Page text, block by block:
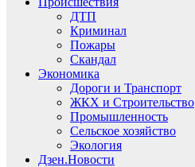
ДТП
Криминал
Пожары
Скандал
Экономика
Дороги и Транспорт
ЖКХ и Строительство
Промышленность
Сельское хозяйство
Экология
Дзен.Новости